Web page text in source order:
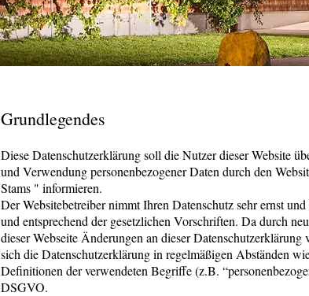
Grundlegendes
Diese Datenschutzerklärung soll die Nutzer dieser Website
und Verwendung personenbezogener Daten durch den
Stams " informieren.
Der Websitebetreiber nimmt Ihren Datenschutz sehr ernst
und entsprechend der gesetzlichen Vorschriften. Da durch
dieser Webseite Änderungen an dieser
sich die Datenschutzerklärung in regelmäßigen Abständen
Definitionen der verwendeten Begriffe (z.B.
DSGVO.